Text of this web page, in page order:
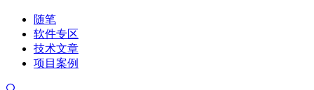
随笔
软件专区
技术文章
项目案例